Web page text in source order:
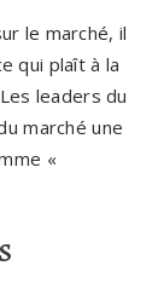
le marché, il
qui plaît à la
leaders du
marché une
«